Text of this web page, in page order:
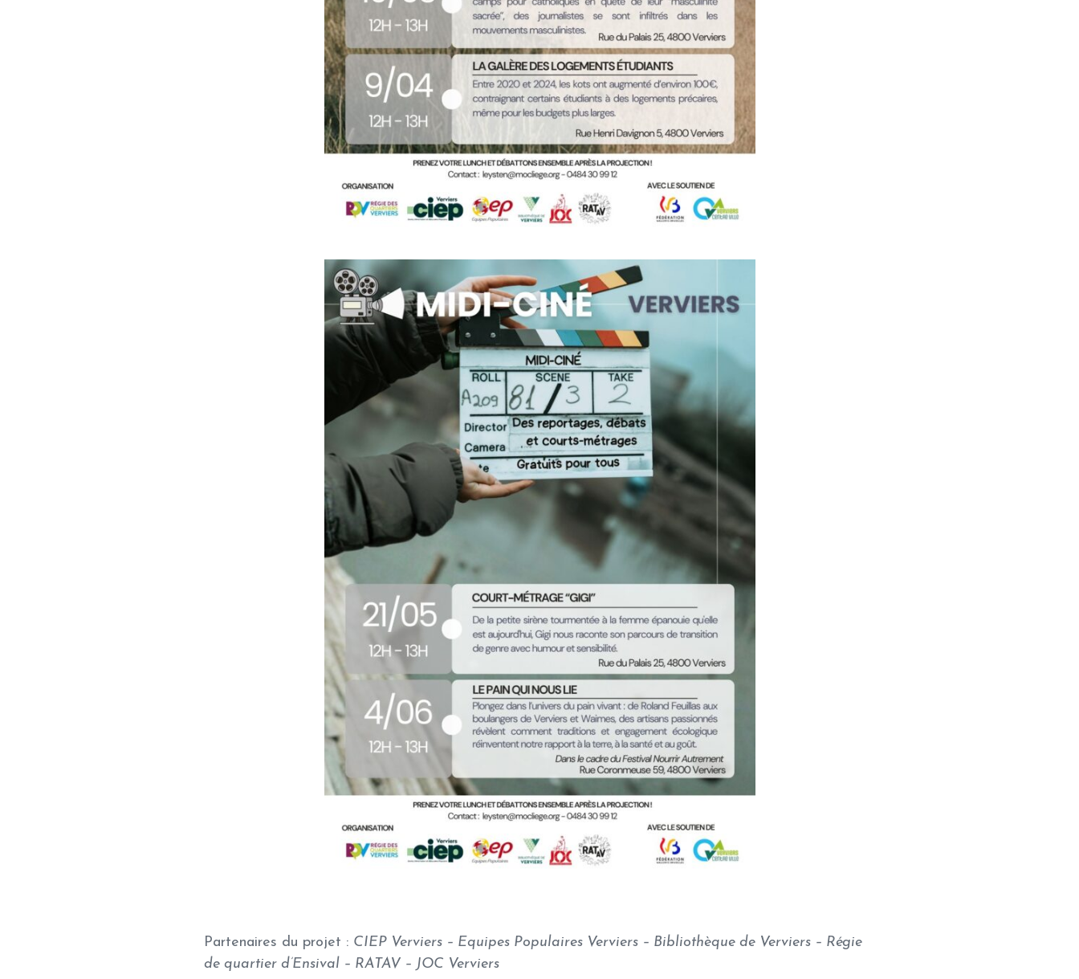
Partenaires du projet : CIEP Verviers – Equipes Populaires Verviers – Bibliothèque de Verviers – Régie
de quartier d’Ensival – RATAV – JOC Verviers